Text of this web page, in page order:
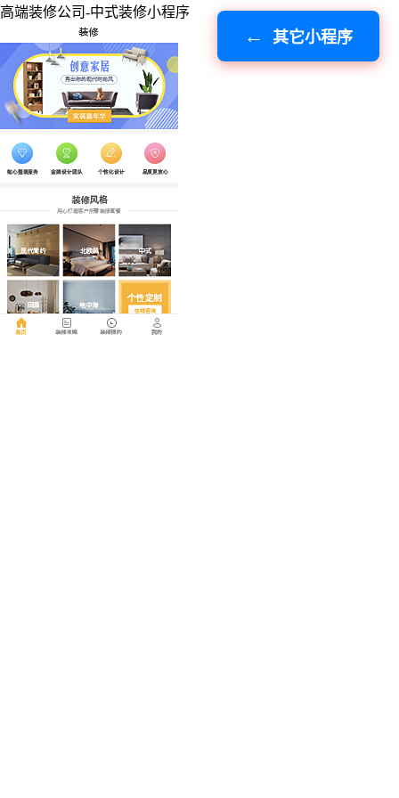
其它小程序
高端装修公司-中式装修小程序